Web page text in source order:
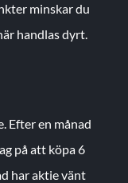
minskar du
handlas dyrt.
Efter en månad
på att köpa 6
har aktie vänt